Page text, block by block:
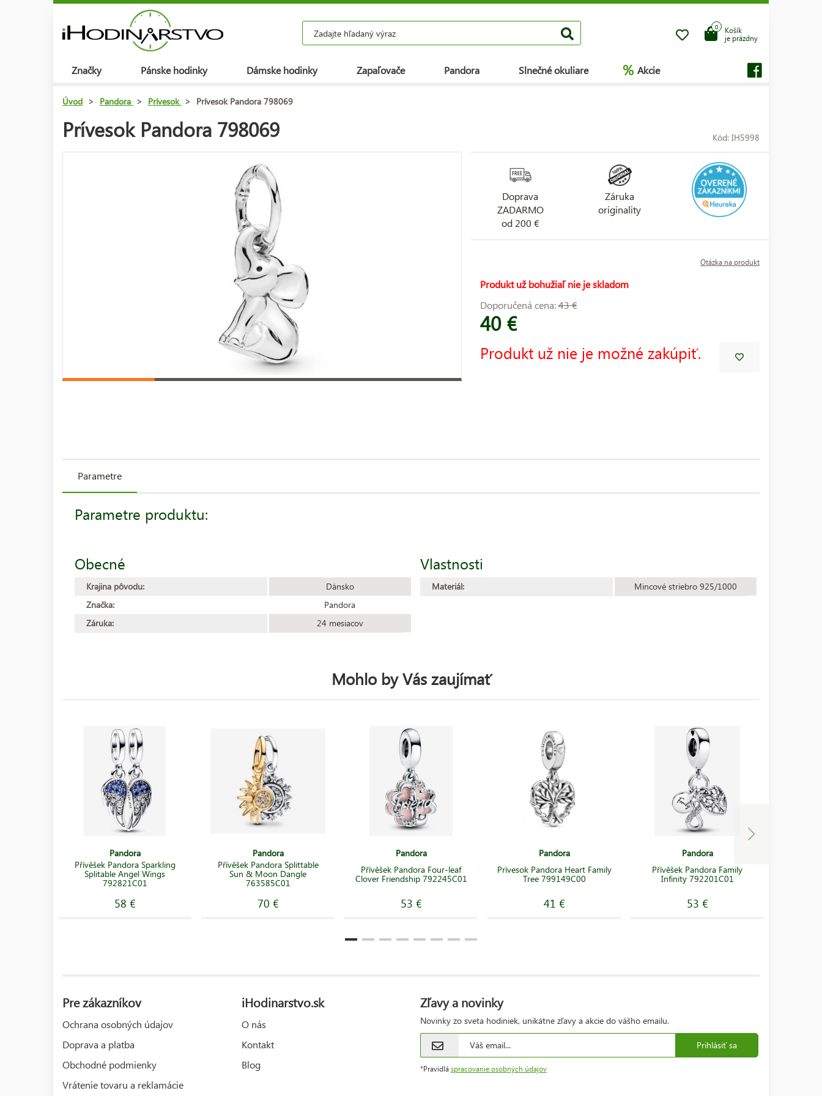
Košík
je prázdny
0
Značky Pánske hodinky Dámske hodinky Zapaľovače Pandora Slnečné okuliare % Akcie
Úvod > Pandora > Prívesok > Prívesok Pandora 798069
Prívesok Pandora 798069 Kód: IH5998
Doprava
ZADARMO
od 200 €
Záruka
originality
Otázka na produkt
Produkt už bohužiaľ nie je skladom
Doporučená cena:43 €
40 €
Produkt už nie je možné zakúpiť.
Parametre
Parametre produktu:
Obecné
Krajina pôvodu:
Dánsko
Značka:
Pandora
Záruka:
24 mesiacov
Vlastnosti
Materiál: Mincové striebro 925/1000
Mohlo by Vás zaujímať
Pandora
Přívěšek Pandora Sparkling
Splitable Angel Wings
792821C01
58 €
Pandora
Přívěšek Pandora Splittable
Sun & Moon Dangle
763585C01
70 €
Pandora
Přívěšek Pandora Four-leaf
Clover Friendship 792245C01
53 €
Pandora
Prívesok Pandora Heart Family
Tree 799149C00
41 €
Pandora
Přívěšek Pandora Family
Infinity 792201C01
53 €
Pre zákazníkov
Ochrana osobných údajov
Doprava a platba
Obchodné podmienky
Vrátenie tovaru a reklamácie
iHodinarstvo.sk
O nás
Kontakt
Blog
Zľavy a novinky
Novinky zo sveta hodiniek, unikátne zľavy a akcie do vášho emailu.
Prihlásiť sa
*Pravidlá spracovanie osobných údajov